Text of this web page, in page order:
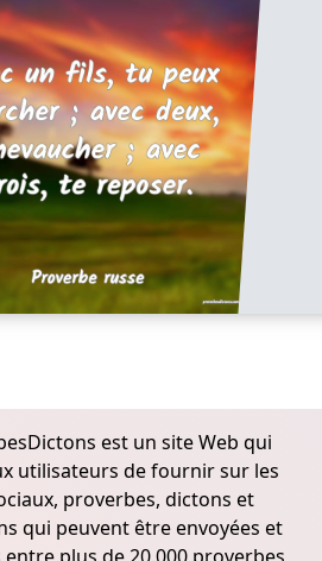
est un site Web qui
utilisateurs de fournir sur les
proverbes, dictons et
qui peuvent être envoyées et